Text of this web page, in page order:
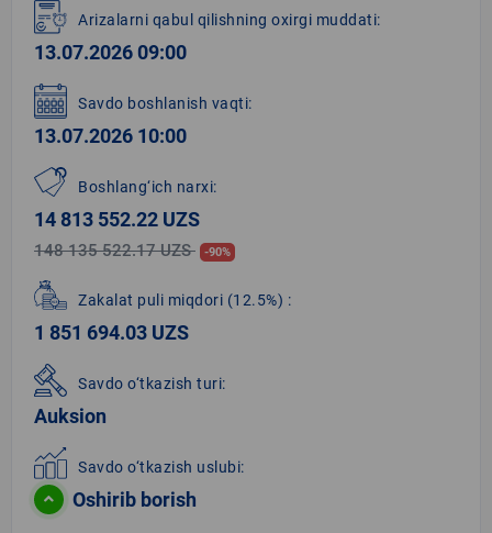
1
of
2
Arizalarni qabul qilishning oxirgi muddati:
13.07.2026 09:00
Savdo boshlanish vaqti:
13.07.2026 10:00
Boshlang‘ich narxi:
14 813 552.22 UZS
148 135 522.17 UZS -90%
Zakalat puli miqdori (12.5%) :
1 851 694.03 UZS
Savdo o‘tkazish turi:
Auksion
Savdo o‘tkazish uslubi:
Oshirib borish